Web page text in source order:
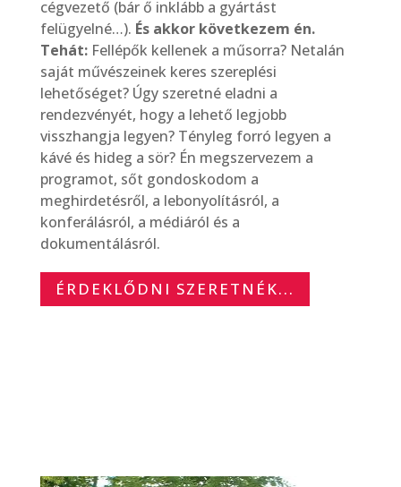
cégvezető (bár ő inklább a gyártást
felügyelné…). És akkor következem én.
Tehát:Fellépők kellenek a műsorra? Netalán
saját művészeinek keres szereplési
lehetőséget? Úgy szeretné eladni a
rendezvényét, hogy a lehető legjobb
visszhangja legyen? Tényleg forró legyen a
kávé és hideg a sör? Én megszervezem a
programot, sőt gondoskodom a
meghirdetésről, a lebonyolításról, a
konferálásról, a médiáról és a
dokumentálásról.
ÉRDEKLŐDNI SZERETNÉK...